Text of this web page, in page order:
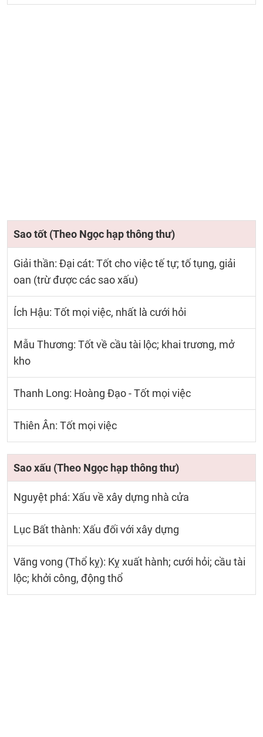
Sao tốt (Theo Ngọc hạp thông thư)
Giải thần: Đại cát: Tốt cho việc tế tự; tố tụng, giải
oan (trừ được các sao xấu)
Ích Hậu: Tốt mọi việc, nhất là cưới hỏi
Mẫu Thương: Tốt về cầu tài lộc; khai trương, mở
kho
Thanh Long: Hoàng Đạo - Tốt mọi việc
Thiên Ân: Tốt mọi việc
Sao xấu (Theo Ngọc hạp thông thư)
Nguyệt phá: Xấu về xây dựng nhà cửa
Lục Bất thành: Xấu đối với xây dựng
Vãng vong (Thổ kỵ): Kỵ xuất hành; cưới hỏi; cầu tài
lộc; khởi công, động thổ